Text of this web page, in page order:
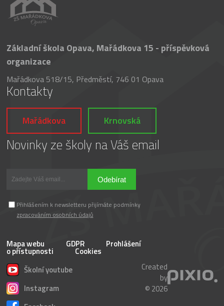
Základní škola Opava, Mařádkova 15 - příspěvková
organizace
Mařádkova 518/15, Předměstí, 746 01 Opava
Kontakty
Mařádkova Krnovská
Novinky ze školy na Váš email
Odebírat
Přihlášením k newsletteru přijímáte podmínky
zpracováním osobních údajů
Mapa webu GDPR Prohlášení
o přístupnosti
Cookies
Školní youtube
Instagram
Created
by
© 2026